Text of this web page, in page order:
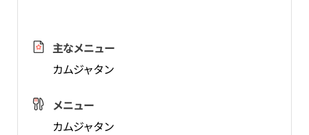
主なメニュー
カムジャタン
メニュー
カムジャタン